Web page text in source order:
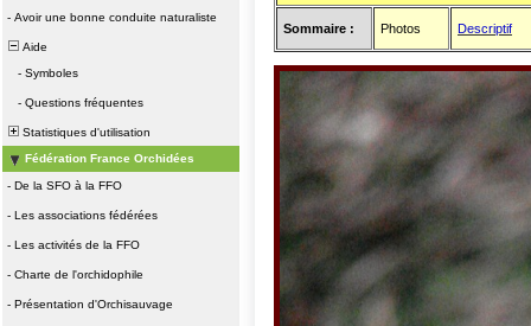
- Avoir une bonne conduite naturaliste
Aide
- Symboles
- Questions fréquentes
Statistiques d'utilisation
Fédération France Orchidées
- De la SFO à la FFO
- Les associations fédérées
- Les activités de la FFO
- Charte de l'orchidophile
- Présentation d'Orchisauvage
Sommaire : Photos Descriptif